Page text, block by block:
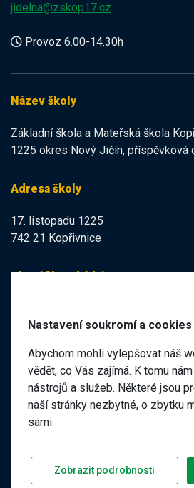
jidelna@zskop17.cz
Provoz 6.00-14.30h
Název školy
Základní škola a Mateřská škola
1225 okres Nový Jičín, příspěvková
Adresa školy
17. listopadu 1225
742 21 Kopřivnice
Identifikační údaje
IČO:47998121
Elektronická podatelna
ID datové schránky:
98pgf7m
2026 ZŠ a MŠ 17. listopadu,
Prohlášení o přístupnosti
Nastavení soukromí a cookies
Abychom mohli vylepšovat náš
vědět, co Vás zajímá. K tomu
nástrojů a služeb. Některé jsou
naší stránky nezbytné, o zbytku
sami.
Zobrazit podrobnosti